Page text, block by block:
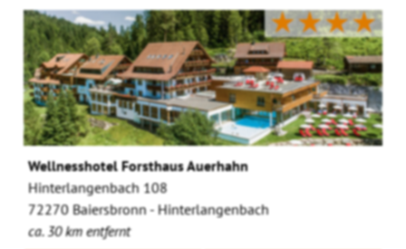
★★★★
Wellnesshotel Forsthaus Auerhahn
Hinterlangenbach 108
72270 Baiersbronn - Hinterlangenbach
ca. 30 km entfernt